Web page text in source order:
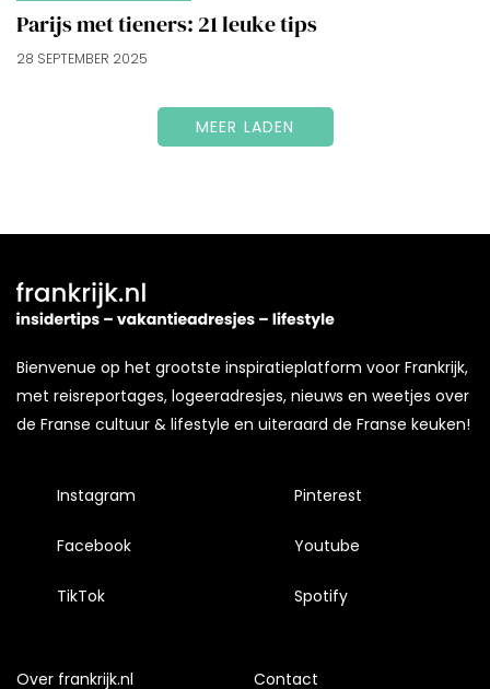
Parijs met tieners: 21 leuke tips
28 SEPTEMBER 2025
MEER LADEN
Bienvenue op het grootste inspiratieplatform voor Frankrijk,
met reisreportages, logeeradresjes, nieuws en weetjes over
de Franse cultuur & lifestyle en uiteraard de Franse keuken!
Instagram
Facebook
TikTok
Pinterest
Youtube
Spotify
Over frankrijk.nl Contact